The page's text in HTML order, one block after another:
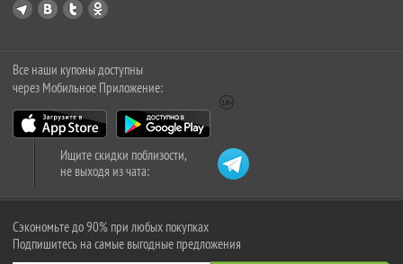
Все наши купоны доступны
через Мобильное Приложение:
Ищите скидки поблизости,
не выходя из чата:
Сэкономьте до 90% при любых покупках
Подпишитесь на самые выгодные предложения